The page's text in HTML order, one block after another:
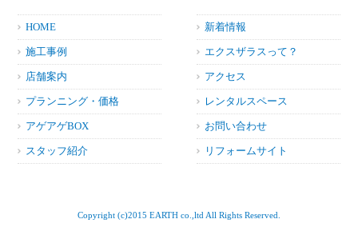
HOME 新着情報
施工事例 エクスザラスって？
店舗案内 アクセス
プランニング・価格 レンタルスペース
アゲアゲBOX お問い合わせ
スタッフ紹介 リフォームサイト
Copyright (c)2015 EARTH co.,ltd All Rights Reserved.